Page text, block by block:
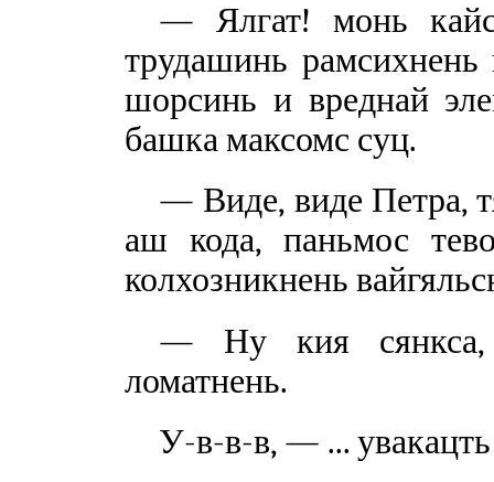
— Ялгат! монь
трудашинь рамсихнень
шорсинь и вреднай
башка максомс суц.
— Виде, виде Петра,
аш кода, паньмос
колхозникнень
— Ну кия сянкса,
ломатнень.
У-в-в-в, — ...